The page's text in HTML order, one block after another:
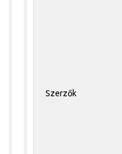
Szerzők